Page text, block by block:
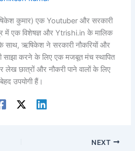
कुमार) एक Youtuber और सरकारी
में एक विशेषज्ञ और Ytrishi.in के मालिक
साथ, ऋषिकेश ने सरकारी नौकरियों और
साझा करने के लिए एक मजबूत मंच स्थापित
लेख छात्रों और नौकरी पाने वालों के लिए
बेहद उपयोगी हैं।
NEXT